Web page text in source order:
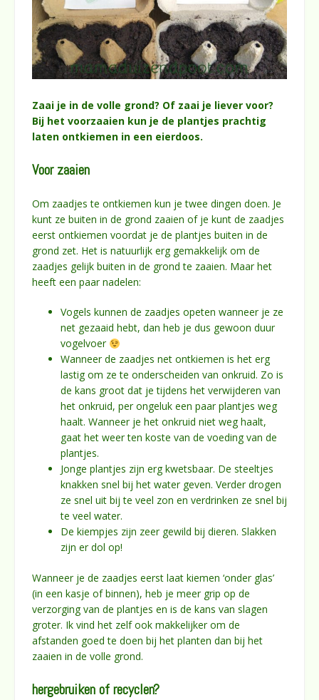
Zaai je in de volle grond? Of zaai je liever voor?
Bij het voorzaaien kun je de plantjes prachtig
laten ontkiemen in een eierdoos.
Voor zaaien
Om zaadjes te ontkiemen kun je twee dingen doen. Je
kunt ze buiten in de grond zaaien of je kunt de zaadjes
eerst ontkiemen voordat je de plantjes buiten in de
grond zet. Het is natuurlijk erg gemakkelijk om de
zaadjes gelijk buiten in de grond te zaaien. Maar het
heeft een paar nadelen:
Vogels kunnen de zaadjes opeten wanneer je ze
net gezaaid hebt, dan heb je dus gewoon duur
vogelvoer
Wanneer de zaadjes net ontkiemen is het erg
lastig om ze te onderscheiden van onkruid. Zo is
de kans groot dat je tijdens het verwijderen van
het onkruid, per ongeluk een paar plantjes weg
haalt. Wanneer je het onkruid niet weg haalt,
gaat het weer ten koste van de voeding van de
plantjes.
Jonge plantjes zijn erg kwetsbaar. De steeltjes
knakken snel bij het water geven. Verder drogen
ze snel uit bij te veel zon en verdrinken ze snel bij
te veel water.
De kiempjes zijn zeer gewild bij dieren. Slakken
zijn er dol op!
Wanneer je de zaadjes eerst laat kiemen ‘onder glas’
(in een kasje of binnen), heb je meer grip op de
verzorging van de plantjes en is de kans van slagen
groter. Ik vind het zelf ook makkelijker om de
afstanden goed te doen bij het planten dan bij het
zaaien in de volle grond.
hergebruiken of recyclen?